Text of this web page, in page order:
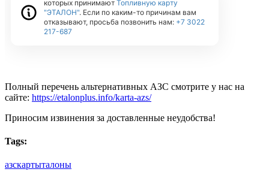
Полный перечень альтернативных АЗС смотрите у нас на
сайте: https://etalonplus.info/karta-azs/
Приносим извинения за доставленные неудобства!
Tags:
азскартыталоны